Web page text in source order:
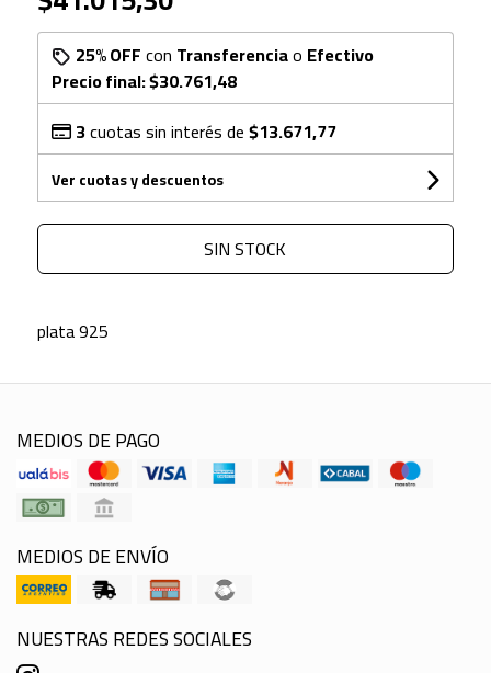
25% OFFcon Transferenciao Efectivo
Precio final:$30.761,48
3cuotas sin interés de$13.671,77
Ver cuotas y descuentos
SIN STOCK
plata 925
MEDIOS DE PAGO
MEDIOS DE ENVÍO
NUESTRAS REDES SOCIALES